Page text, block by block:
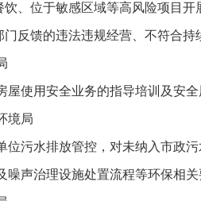
饮、位于敏感区域等高风险项目
门反馈的违法违规经营、不符合
屋使用安全业务的指导培训及安
境局
位污水排放管控，对未纳入市政
噪声治理设施处置流程等环保相